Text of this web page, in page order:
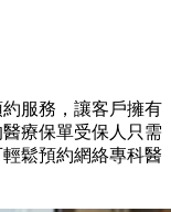
服務，讓客戶擁有
療保單受保人只需
鬆預約網絡專科醫